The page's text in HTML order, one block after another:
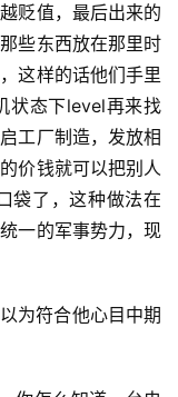
贬值，最后出来的
些东西放在那里时
这样的话他们手里
状态下level再来找
工厂制造，发放相
价钱就可以把别人
袋了，这种做法在
一的军事势力，现
为符合他心目中期